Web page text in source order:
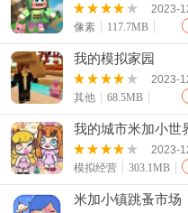
2023-
像素
117.7MB
我的模拟家园
2023-
其他
68.5MB
我的城市米加小世
2023-
模拟经营
303.1MB
米加小镇跳蚤市场